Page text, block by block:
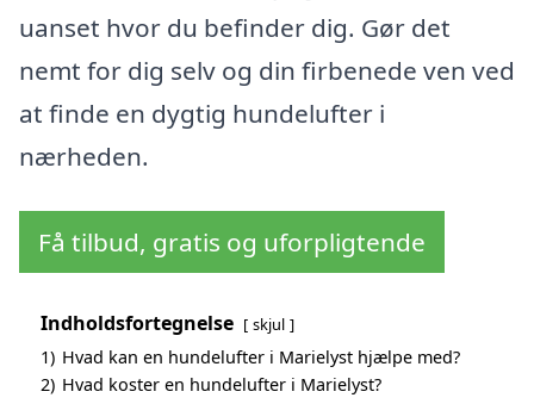
uanset hvor du befinder dig. Gør det
nemt for dig selv og din firbenede ven ved
at finde en dygtig hundelufter i
nærheden.
Få tilbud, gratis og uforpligtende
Indholdsfortegnelse skjul
1) Hvad kan en hundelufter i Marielyst hjælpe med?
2) Hvad koster en hundelufter i Marielyst?